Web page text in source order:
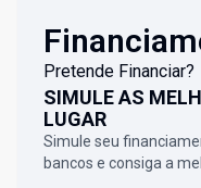
Pretende Financiar?
SIMULE AS
LUGAR
Simule seu
bancos e consiga a